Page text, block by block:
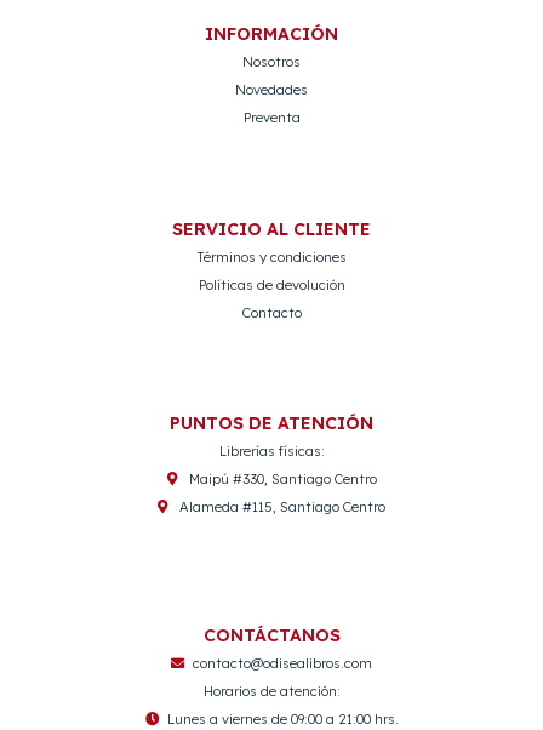
INFORMACIÓN
Nosotros
Novedades
Preventa
SERVICIO AL CLIENTE
Términos y condiciones
Políticas de devolución
Contacto
PUNTOS DE ATENCIÓN
Librerías físicas:
Maipú #330, Santiago Centro
Alameda #115, Santiago Centro
CONTÁCTANOS
contacto@odisealibros.com
Horarios de atención:
Lunes a viernes de 09:00 a 21:00 hrs.